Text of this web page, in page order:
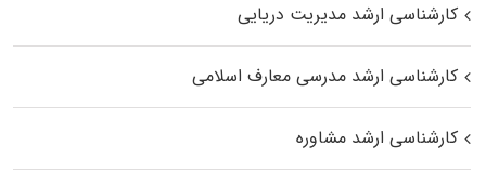
کارشناسی ارشد مدیریت دریایی
کارشناسی ارشد مدرسی معارف اسلامی
کارشناسی ارشد مشاوره